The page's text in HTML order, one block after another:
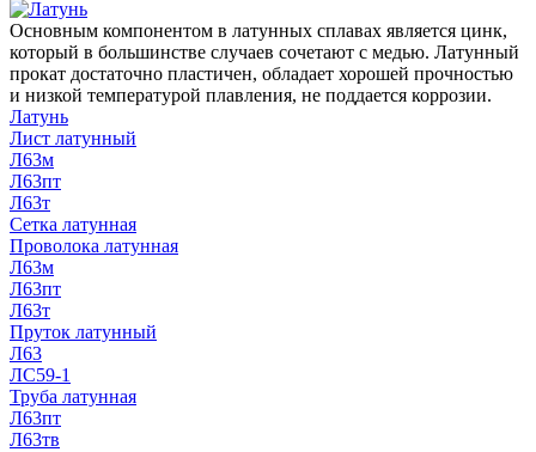
Основным компонентом в латунных сплавах является цинк,
который в большинстве случаев сочетают с медью. Латунный
прокат достаточно пластичен, обладает хорошей прочностью
и низкой температурой плавления, не поддается коррозии.
Латунь
Лист латунный
Л63м
Л63пт
Л63т
Сетка латунная
Проволока латунная
Л63м
Л63пт
Л63т
Пруток латунный
Л63
ЛС59-1
Труба латунная
Л63пт
Л63тв